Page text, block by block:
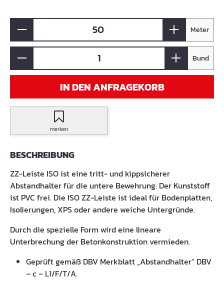
Meter
Bund
IN DEN ANFRAGEKORB
merken
BESCHREIBUNG
ZZ-Leiste ISO ist eine tritt- und kippsicherer
Abstandhalter für die untere Bewehrung. Der Kunststoff
ist PVC frei. Die ISO ZZ-Leiste ist ideal für Bodenplatten,
Isolierungen, XPS oder andere weiche Untergründe.
Durch die spezielle Form wird eine lineare
Unterbrechung der Betonkonstruktion vermieden.
Geprüft gemäß DBV Merkblatt „Abstandhalter“ DBV
– c – L1/F/T/A.